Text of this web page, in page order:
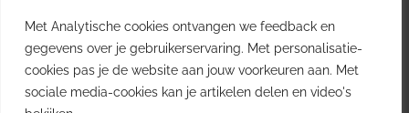
Met Analytische cookies ontvangen we feedback en
gegevens over je gebruikerservaring. Met personalisatie-
cookies pas je de website aan jouw voorkeuren aan. Met
sociale media-cookies kan je artikelen delen en video's
inzichten uit de Belgische logistieke sector in uw inbox.
Ontvang je gratis
wekelijkse update